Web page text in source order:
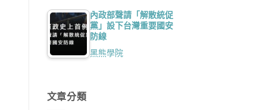
內政部聲請「解散統促
黨」設下台灣重要國安
防線
黑熊學院
文章分類